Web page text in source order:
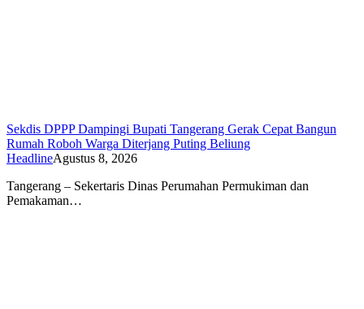
Sekdis DPPP Dampingi Bupati Tangerang Gerak Cepat Bangun
Rumah Roboh Warga Diterjang Puting Beliung
HeadlineAgustus 8, 2026
Tangerang – Sekertaris Dinas Perumahan Permukiman dan
Pemakaman…